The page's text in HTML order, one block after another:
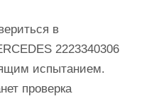
в
2223340306
испытанием.
проверка